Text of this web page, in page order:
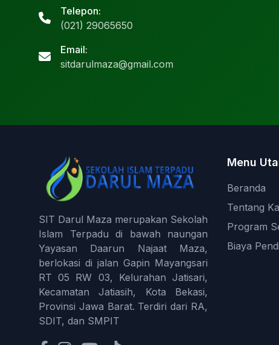
Telepon:
(021) 29065650
Email:
sitdarulmaza@gmail.com
SIT Darul Maza merupakan Sekolah
Islam Terpadu di bawah naungan
Yayasan Daarun Najaat Maza,
berlokasi di jalan Gapin Mayangsari
RT 05 RW 03, Kelurahan Jatisari,
Kecamatan Jatiasih, Kota Bekasi,
Provinsi Jawa Barat. Terdiri dari RA,
SDIT, dan SMPIT
Menu
Beranda
Tentang
Program
Biaya